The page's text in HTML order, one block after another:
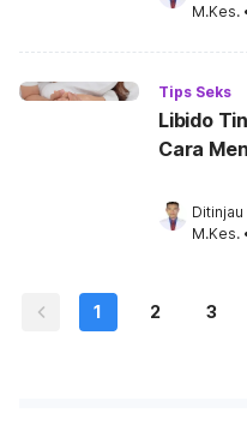
M.Kes.
Tips Seks
Libido
Cara
M.Kes.
1 2 3